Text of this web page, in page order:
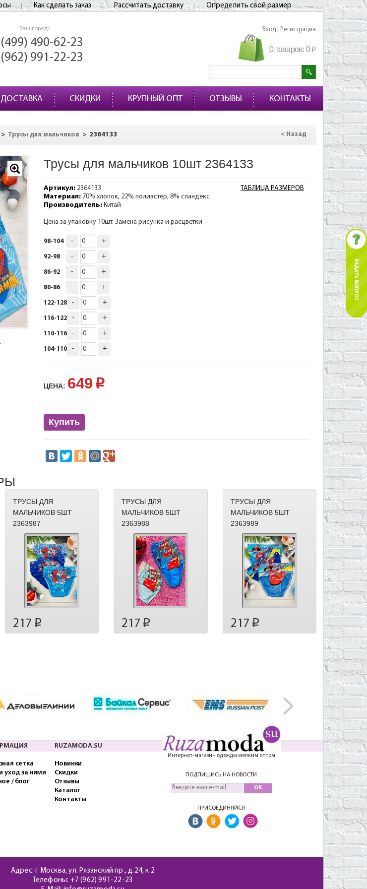
Как сделать заказ Рассчитать доставку Определить свой размер
Ваш город:
490-62-23
991-22-23
Вход Регистрация
0 товаров: 0p
ДОСТАВКА СКИДКИ КРУПНЫЙ ОПТ ОТЗЫВЫ КОНТАКТЫ
> Трусы для мальчиков > 2364133 < Назад
Трусы для мальчиков 10шт 2364133
ТАБЛИЦА РАЗМЕРОВ
Артикул:2364133
Материал:70% хлопок, 22% полиэстер, 8% спандекс
Производитель:Китай
Цена за упаковку 10шт. Замена рисунка и расцветки
98-104 - +
92-98 - +
86-92 - +
80-86 - +
122-128 - +
116-122 - +
110-116 - +
104-110 - +
ЦЕНА: 649 p
Купить
ТРУСЫ ДЛЯ
МАЛЬЧИКОВ 5ШТ
2363987
217 p
ТРУСЫ ДЛЯ
МАЛЬЧИКОВ 5ШТ
2363988
217 p
ТРУСЫ ДЛЯ
МАЛЬЧИКОВ 5ШТ
2363989
217 p
сетка
уход за ними
/ блог
RUZAMODA.SU
Новинки
Скидки
Отзывы
Каталог
Контакты
Интернет-магазин одежды мелким оптом
ПОДПИШИСЬ НА НОВОСТИ
OK
ПРИСОЕДИНЯЙСЯ
Адрес: г. Москва, ул. Рязанский пр., д.24, к.2
Телефоны: +7 (962) 991-22-23